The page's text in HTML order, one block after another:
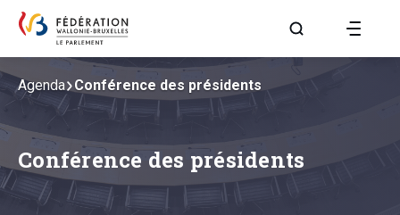
Aller à la page
Conférence des présidents
Agenda Conférence des présidents